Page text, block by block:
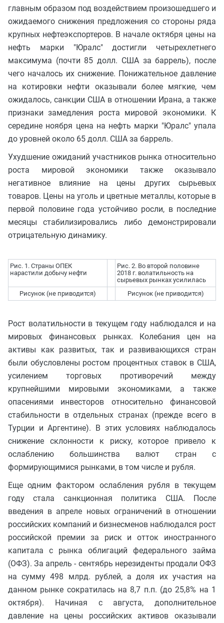
главным образом под воздействием произошедшего и
ожидаемого снижения предложения со стороны ряда
крупных нефтеэкспортеров. В начале октября цены на
нефть марки "Юралс" достигли четырехлетнего
максимума (почти 85 долл. США за баррель), после
чего началось их снижение. Понижательное давление
на котировки нефти оказывали более мягкие, чем
ожидалось, санкции США в отношении Ирана, а также
признаки замедления роста мировой экономики. К
середине ноября цена на нефть марки "Юралс" упала
до уровней около 65 долл. США за баррель.
Ухудшение ожиданий участников рынка относительно
роста мировой экономики также оказывало
негативное влияние на цены других сырьевых
товаров. Цены на уголь и цветные металлы, которые в
первой половине года устойчиво росли, в последние
месяцы стабилизировались либо демонстрировали
отрицательную динамику.
Рис. 1. Страны ОПЕК
нарастили добычу нефти
Рис. 2. Во второй половине
2018 г. волатильность на
сырьевых рынках усилилась
Рисунок (не приводится)
Рисунок (не приводится)
Рост волатильности в текущем году наблюдался и на
мировых финансовых рынках. Колебания цен на
активы как развитых, так и развивающихся стран
были обусловлены ростом процентных ставок в США,
усилением торговых противоречий между
крупнейшими мировыми экономиками, а также
опасениями инвесторов относительно финансовой
стабильности в отдельных странах (прежде всего в
Турции и Аргентине). В этих условиях наблюдалось
снижение склонности к риску, которое привело к
ослаблению большинства валют стран с
формирующимися рынками, в том числе и рубля.
Еще одним фактором ослабления рубля в текущем
году стала санкционная политика США. После
введения в апреле новых ограничений в отношении
российских компаний и бизнесменов наблюдался рост
российской премии за риск и отток иностранного
капитала с рынка облигаций федерального займа
(ОФЗ). За апрель - сентябрь нерезиденты продали ОФЗ
на сумму 498 млрд. рублей, а доля их участия на
данном рынке сократилась на 8,7 п.п. (до 25,8% на 1
октября). Начиная с августа, дополнительное
давление на цены российских активов оказывали